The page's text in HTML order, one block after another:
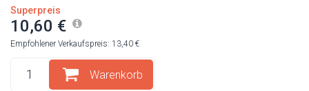
Superpreis
10,60 €
Empfohlener Verkaufspreis: 13,40 €
Warenkorb